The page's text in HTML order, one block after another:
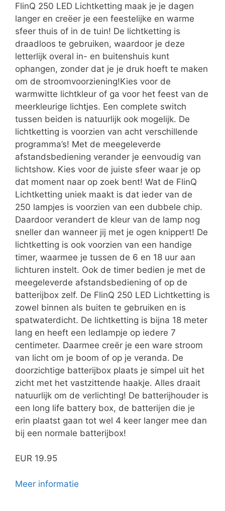
FlinQ 250 LED Lichtketting maak je je dagen
langer en creëer je een feestelijke en warme
sfeer thuis of in de tuin! De lichtketting is
draadloos te gebruiken, waardoor je deze
letterlijk overal in- en buitenshuis kunt
ophangen, zonder dat je je druk hoeft te maken
om de stroomvoorziening!Kies voor de
warmwitte lichtkleur of ga voor het feest van de
meerkleurige lichtjes. Een complete switch
tussen beiden is natuurlijk ook mogelijk. De
lichtketting is voorzien van acht verschillende
programma’s! Met de meegeleverde
afstandsbediening verander je eenvoudig van
lichtshow. Kies voor de juiste sfeer waar je op
dat moment naar op zoek bent! Wat de FlinQ
Lichtketting uniek maakt is dat ieder van de
250 lampjes is voorzien van een dubbele chip.
Daardoor verandert de kleur van de lamp nog
sneller dan wanneer jij met je ogen knippert! De
lichtketting is ook voorzien van een handige
timer, waarmee je tussen de 6 en 18 uur aan
lichturen instelt. Ook de timer bedien je met de
meegeleverde afstandsbediening of op de
batterijbox zelf. De FlinQ 250 LED Lichtketting is
zowel binnen als buiten te gebruiken en is
spatwaterdicht. De lichtketting is bijna 18 meter
lang en heeft een ledlampje op iedere 7
centimeter. Daarmee creër je een ware stroom
van licht om je boom of op je veranda. De
doorzichtige batterijbox plaats je simpel uit het
zicht met het vastzittende haakje. Alles draait
natuurlijk om de verlichting! De batterijhouder is
een long life battery box, de batterijen die je
erin plaatst gaan tot wel 4 keer langer mee dan
bij een normale batterijbox!
EUR 19.95
Meer informatie